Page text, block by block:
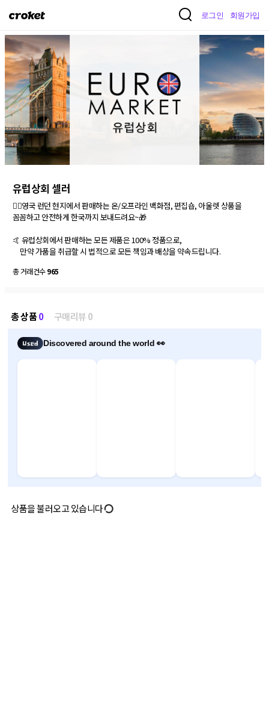
크
켓
로그인 회원가입
유럽상회 셀러
💂‍♂️영국 런던 현지에서 판매하는 온/오프라인 백화점, 편집숍, 아울렛 상품을
꼼꼼하고 안전하게 한국까지 보내드려요~🎁
🤙 유럽상회에서 판매하는 모든 제품은 100% 정품으로,
만약 가품을 취급할 시 법적으로 모든 책임과 배상을 약속드립니다.
총 거래건수965
총 상품0 구매리뷰 0
Discovered around the world 👀
상품을 불러오고 있습니다